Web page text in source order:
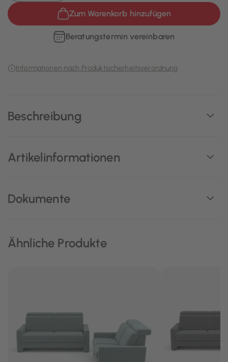
Beschreibung
Artikelinformationen
Dokumente
Zum Warenkorb hinzufügen
Beratungstermin vereinbaren
Informationen nach Produktsicherheitsverordnung